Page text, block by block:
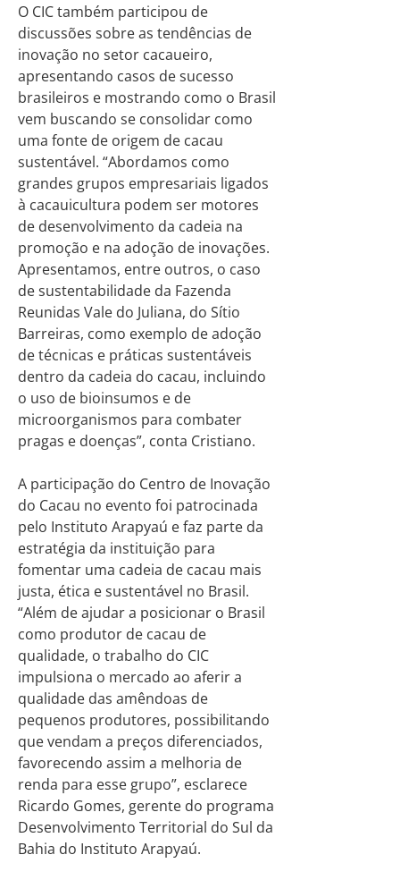
O CIC também participou de
discussões sobre as tendências de
inovação no setor cacaueiro,
apresentando casos de sucesso
brasileiros e mostrando como o Brasil
vem buscando se consolidar como
uma fonte de origem de cacau
sustentável. “Abordamos como
grandes grupos empresariais ligados
à cacauicultura podem ser motores
de desenvolvimento da cadeia na
promoção e na adoção de inovações.
Apresentamos, entre outros, o caso
de sustentabilidade da Fazenda
Reunidas Vale do Juliana, do Sítio
Barreiras, como exemplo de adoção
de técnicas e práticas sustentáveis
dentro da cadeia do cacau, incluindo
o uso de bioinsumos e de
microorganismos para combater
pragas e doenças”, conta Cristiano.
A participação do Centro de Inovação
do Cacau no evento foi patrocinada
pelo Instituto Arapyaú e faz parte da
estratégia da instituição para
fomentar uma cadeia de cacau mais
justa, ética e sustentável no Brasil.
“Além de ajudar a posicionar o Brasil
como produtor de cacau de
qualidade, o trabalho do CIC
impulsiona o mercado ao aferir a
qualidade das amêndoas de
pequenos produtores, possibilitando
que vendam a preços diferenciados,
favorecendo assim a melhoria de
renda para esse grupo”, esclarece
Ricardo Gomes, gerente do programa
Desenvolvimento Territorial do Sul da
Bahia do Instituto Arapyaú.